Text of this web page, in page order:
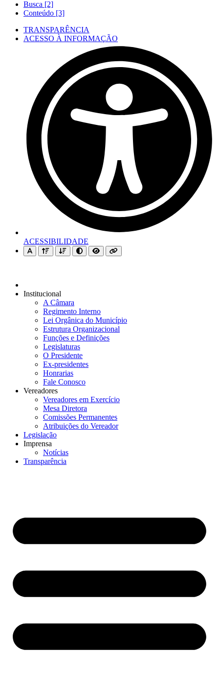
Busca [2]
Conteúdo [3]
TRANSPARÊNCIA
ACESSO À INFORMAÇÃO
ACESSIBILIDADE
Institucional
A Câmara
Regimento Interno
Lei Orgânica do Município
Estrutura Organizacional
Funções e Definições
Legislaturas
O Presidente
Ex-presidentes
Honrarias
Fale Conosco
Vereadores
Vereadores em Exercício
Mesa Diretora
Comissões Permanentes
Atribuições do Vereador
Legislação
Imprensa
Notícias
Transparência